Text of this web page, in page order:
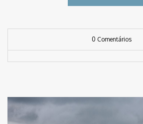
0 Comentários